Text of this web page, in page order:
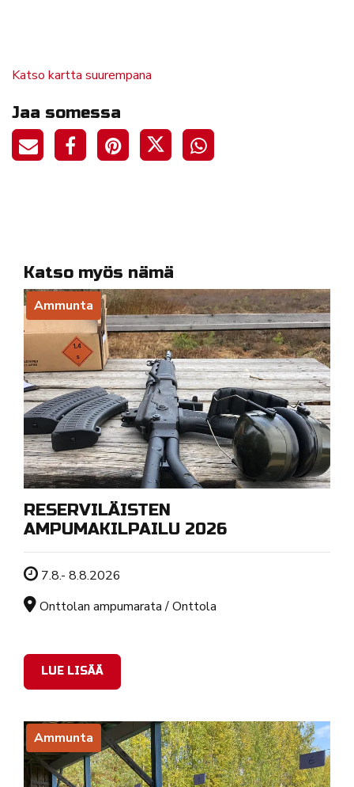
Katso kartta suurempana
Jaa somessa
Katso myös nämä
Ammunta
RESERVILÄISTEN
AMPUMAKILPAILU 2026
Tapahtuman ajankohta
7.8.- 8.8.2026
Sijainti
Onttolan ampumarata / Onttola
LUE LISÄÄ
Ammunta